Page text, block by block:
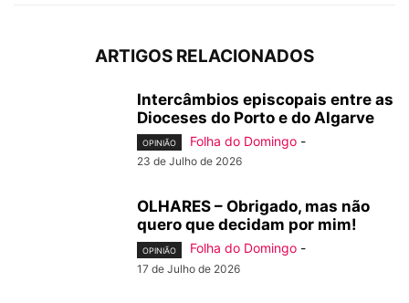
ARTIGOS RELACIONADOS
Intercâmbios episcopais entre as
Dioceses do Porto e do Algarve
OPINIÃO Folha do Domingo -
23 de Julho de 2026
OLHARES – Obrigado, mas não
quero que decidam por mim!
OPINIÃO Folha do Domingo -
17 de Julho de 2026